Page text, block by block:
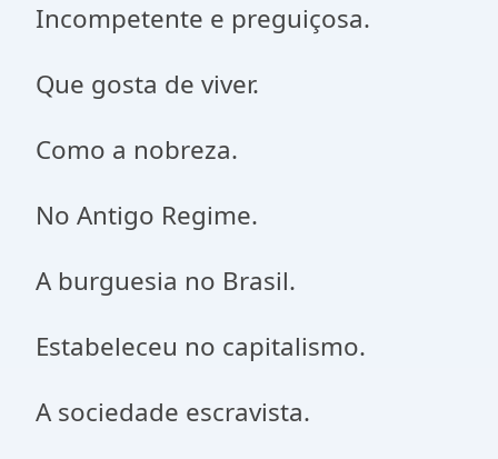
Incompetente e preguiçosa.
Que gosta de viver.
Como a nobreza.
No Antigo Regime.
A burguesia no Brasil.
Estabeleceu no capitalismo.
A sociedade escravista.